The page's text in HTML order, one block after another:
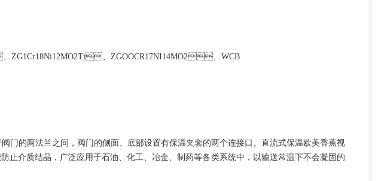
ZG1Cr18Ni12MO2Ti、ZGOOCR17NI14MO2、WCB
的两法兰之间，阀门的侧面、底部设置有保温夹套的两个连接口。直流式保温欧美香蕉视
质结晶，广泛应用于石油、化工、冶金、制药等各类系统中，以输送常温下不会凝固的